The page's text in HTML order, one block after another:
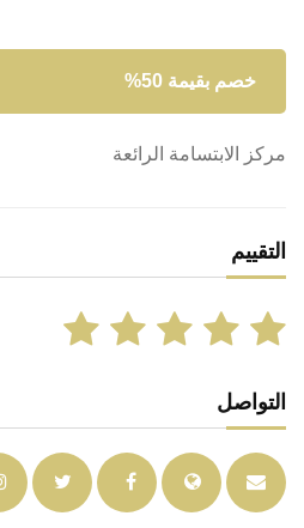
خصم بقيمة 50%
مركز الابتسامة الرائعة
التقييم
التواصل